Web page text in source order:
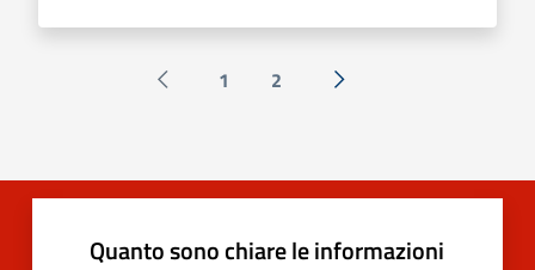
Pagina precedente
1 2 Successiva »
Quanto sono chiare le informazioni